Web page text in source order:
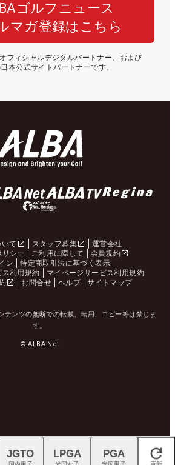
ゴルフニュース
マガ登録はこちら
フィシャルデジタルパートナー、および
本公式サイトパートナーです。
て スタッフ募集
運営会社
シー
ご利用に際して
会員規約
ン
特定商取引法に基づく表示
ス利用規約
マイページサービス利用規約
お問合せ ヘルプ サイトマップ
テンツの無断での転載、転用、コピー等は禁じま
す。
© ALBA Net
閉じる
JGTO LPGA PGA